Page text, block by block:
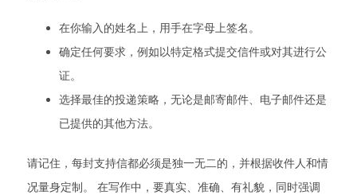
在你输入的姓名上，用手在字母上签名。
确定任何要求，例如以特定格式提交信件或对其进行公
证。
选择最佳的投递策略，无论是邮寄邮件、电子邮件还是
已提供的其他方法。
请记住，每封支持信都必须是独一无二的，并根据收件人和情
况量身定制。 在写作中，要真实、准确、有礼貌，同时强调